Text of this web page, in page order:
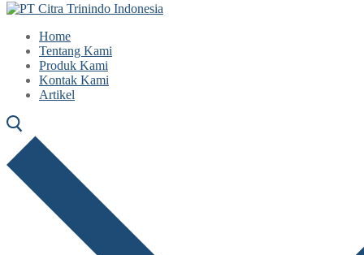
Home
Tentang Kami
Produk Kami
Kontak Kami
Artikel